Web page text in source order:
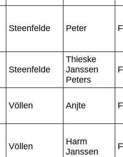
Steenfelde Peter
Steenfelde
Thieske
Janssen
Peters
Völlen Anjte
Völlen
Harm
Janssen